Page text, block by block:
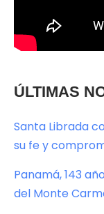
ÚLTIMAS
Santa Librada
su fe y
Panamá, 143
del Monte